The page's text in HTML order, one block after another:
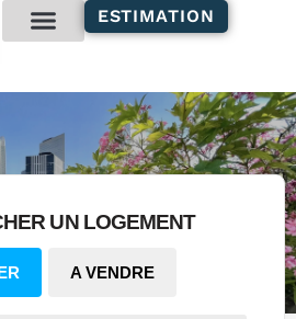
ESTIMATION
UN LOGEMENT
A VENDRE